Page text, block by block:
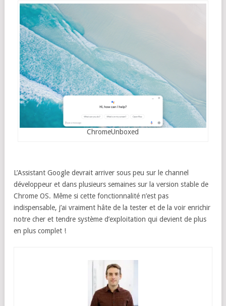
ChromeUnboxed
L’Assistant Google devrait arriver sous peu sur le channel
développeur et dans plusieurs semaines sur la version stable de
Chrome OS. Même si cette fonctionnalité n’est pas
indispensable, j’ai vraiment hâte de la tester et de la voir enrichir
notre cher et tendre système d’exploitation qui devient de plus
en plus complet !